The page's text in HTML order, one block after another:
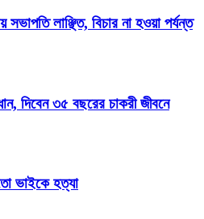
লাঞ্ছিত, বিচার না হওয়া পর্যন্ত
দিবেন ৩৫ বছরের চাকরী জীবনে
ভাইকে হত্যা